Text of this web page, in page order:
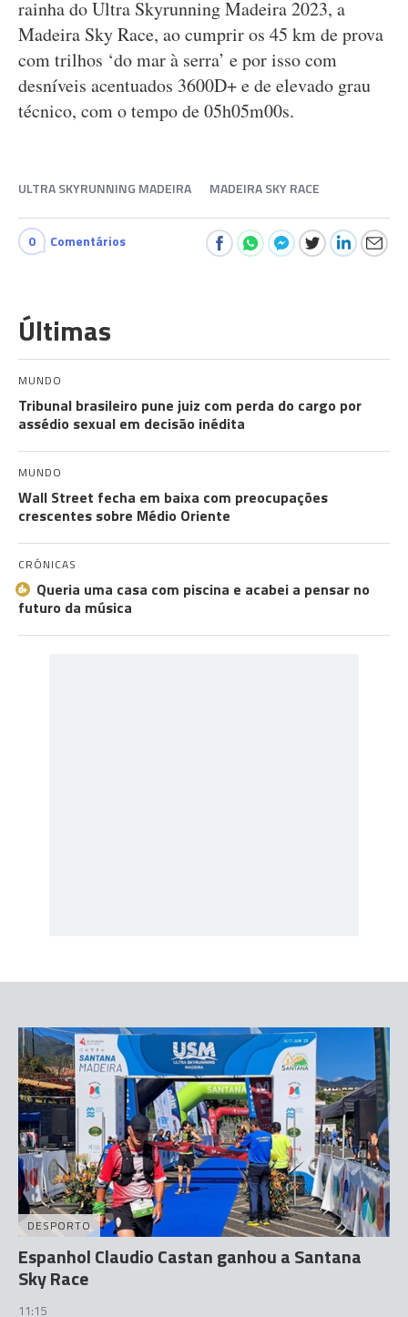
rainha do Ultra Skyrunning Madeira 2023, a
Madeira Sky Race, ao cumprir os 45 km de prova
com trilhos ‘do mar à serra’ e por isso com
desníveis acentuados 3600D+ e de elevado grau
técnico, com o tempo de 05h05m00s.
ULTRA SKYRUNNING MADEIRA MADEIRA SKY RACE
0 Comentários
Últimas
MUNDO
Tribunal brasileiro pune juiz com perda do cargo por
assédio sexual em decisão inédita
MUNDO
Wall Street fecha em baixa com preocupações
crescentes sobre Médio Oriente
CRÓNICAS
Queria uma casa com piscina e acabei a pensar no
futuro da música
DESPORTO
Espanhol Claudio Castan ganhou a Santana
Sky Race
11:15